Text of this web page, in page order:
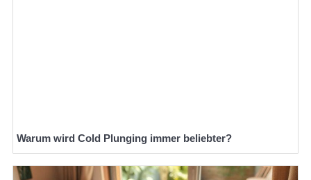
Warum wird Cold Plunging immer beliebter?